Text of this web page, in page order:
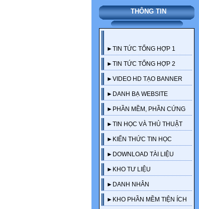
THÔNG TIN
►TIN TỨC TỔNG HỢP 1
►TIN TỨC TỔNG HỢP 2
►VIDEO HD TẠO BANNER
►DANH BẠ WEBSITE
►PHẦN MỀM, PHẦN CỨNG
►TIN HỌC VÀ THỦ THUẬT
►KIẾN THỨC TIN HỌC
►DOWNLOAD TÀI LIỆU
►KHO TƯ LIỆU
►DANH NHÂN
►KHO PHẦN MỀM TIỆN ÍCH